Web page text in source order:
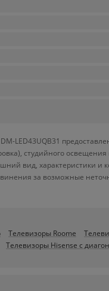
LED43UQB31
студийного
вид, характеристики
за возможные
Телевизоры Roome
Телевизоры Hisense c